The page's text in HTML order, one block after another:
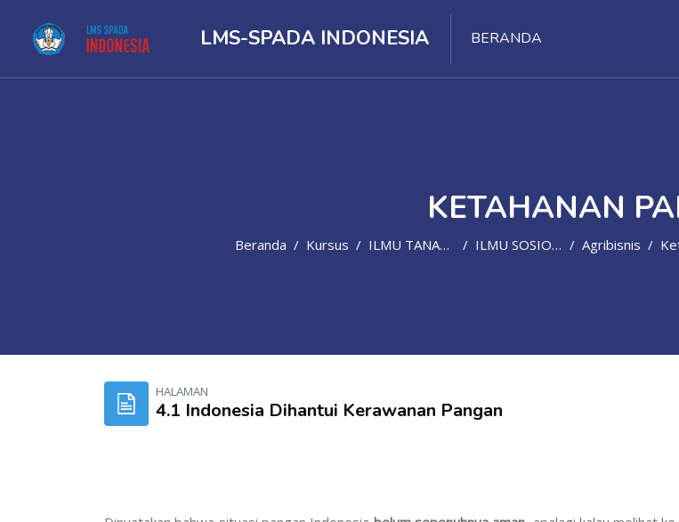
LMS-SPADA INDONESIA BERANDA
KETAHANAN
Beranda Kursus ILMU TANAMAN ILMU SOSIOLOGI PERTANIAN Agribisnis
HALAMAN
4.1 Indonesia Dihantui Kerawanan Pangan